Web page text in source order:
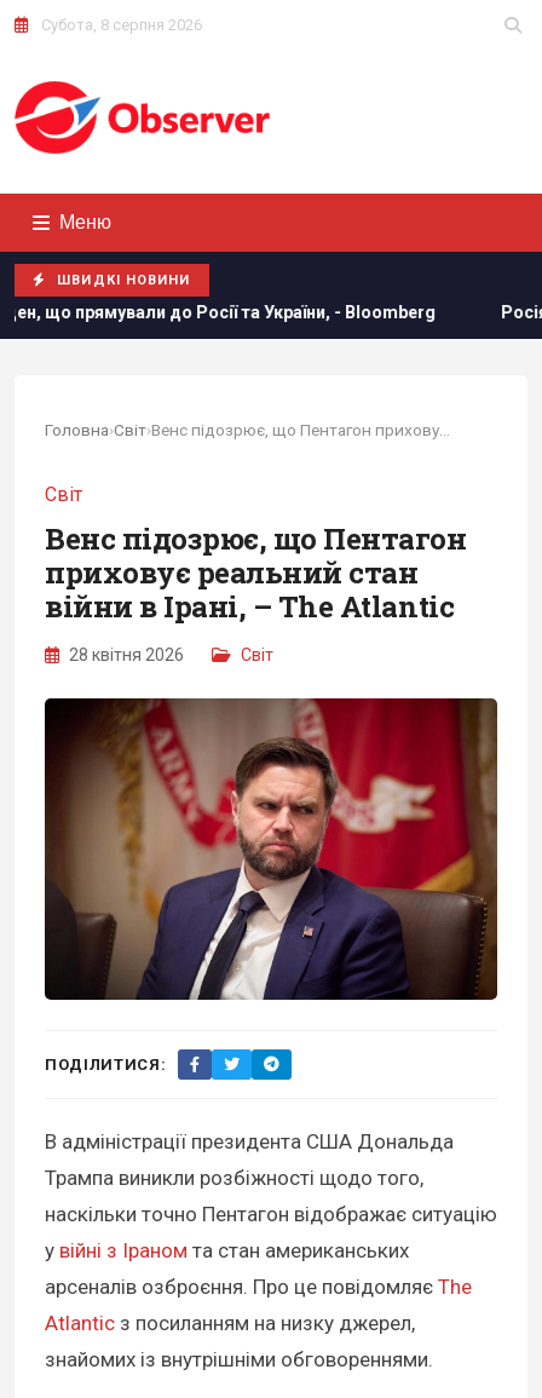
Субота, 8 серпня 2026
Меню
ШВИДКІ НОВИНИ
Росії та України, - Bloomberg Росія готує потужний
Головна›Світ›
Світ
Венс підозрює, що Пентагон
приховує реальний стан
війни в Ірані, – The Atlantic
28 квітня 2026 Світ
ПОДІЛИТИСЯ:
В адміністрації президента США Дональда
Трампа виникли розбіжності щодо того,
наскільки точно Пентагон відображає ситуацію
у війні з Іраном та стан американських
арсеналів озброєння. Про це повідомляє The
Atlantic з посиланням на низку джерел,
знайомих із внутрішніми обговореннями.